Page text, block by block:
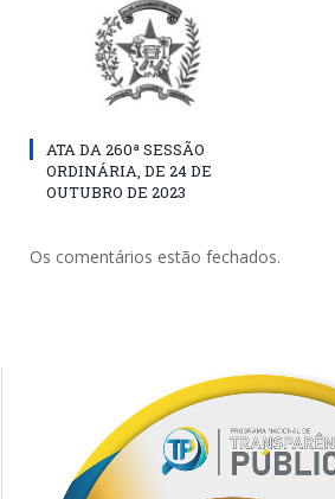
ATA DA 260ª SESSÃO
ORDINÁRIA, DE 24 DE
OUTUBRO DE 2023
Os comentários estão fechados.